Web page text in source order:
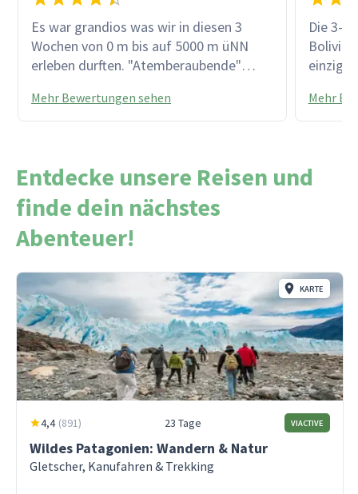
Es war grandios was wir in diesen 3
Wochen von 0 m bis auf 5000 m üNN
erleben durften. "Atemberaubende"
beeindruckende Monumente und
besonders unsere tolle Reiseleiterin
war die Reise top organisiert und die
Auswahl der Unterkünfte hat uns sehr
gut gefallen.
Mehr Bewertungen sehen
Die 3-
zum
Wohl
bleibt
an das
Mehr
Entdecke unsere Reisen und
finde dein nächstes
Abenteuer!
KARTE
4,4 (891) 23 Tage VIACTIVE
Wildes Patagonien: Wandern & Natur
Gletscher, Kanufahren & Trekking